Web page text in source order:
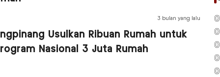
3 bulan yang lalu
Usulkan Ribuan Rumah untuk
Nasional 3 Juta Rumah